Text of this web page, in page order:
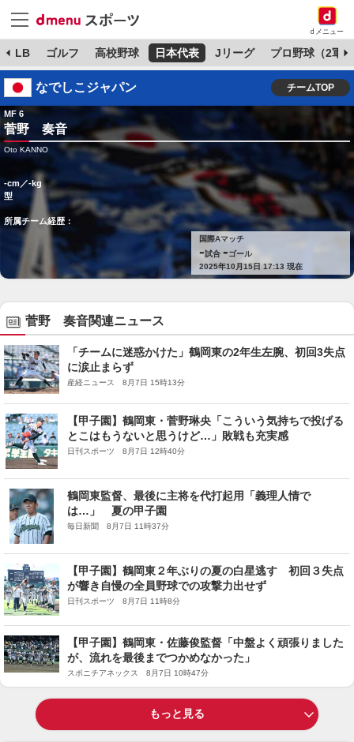
dメニュー
MLB ゴルフ 高校野球 日本代表 Jリーグ プロ野球（2軍）
なでしこジャパン チームTOP
MF 6
菅野 奏音
Oto KANNO
-cm／-kg
型
所属チーム経歴：
国際Aマッチ
-試合 -ゴール
2025年10月15日 17:13 現在
菅野 奏音関連ニュース
「チームに迷惑かけた」鶴岡東の2年生左腕、初回3失点
に涙止まらず
産経ニュース 8月7日 15時13分
【甲子園】鶴岡東・菅野琳央「こういう気持ちで投げる
とこはもうないと思うけど…」敗戦も充実感
日刊スポーツ 8月7日 12時40分
鶴岡東監督、最後に主将を代打起用「義理人情で
は…」 夏の甲子園
毎日新聞 8月7日 11時37分
【甲子園】鶴岡東２年ぶりの夏の白星逃す 初回３失点
が響き自慢の全員野球での攻撃力出せず
日刊スポーツ 8月7日 11時8分
【甲子園】鶴岡東・佐藤俊監督「中盤よく頑張りました
が、流れを最後までつかめなかった」
スポニチアネックス 8月7日 10時47分
もっと見る